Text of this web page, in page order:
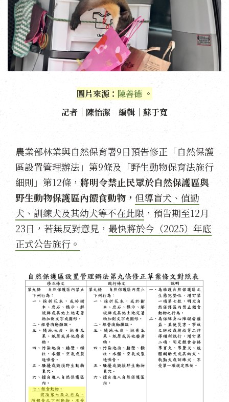
圖片來源： 陳善德 。
記者｜陳怡潔 編輯｜蘇于寬
農業部林業與自然保育署9日預告修正「自然保護
區設置管理辦法」第9條及「野生動物保育法施行
細則」第12條， 將明令禁止民眾於自然保護區與
野生動物保護區內餵食動物， 但導盲犬、值勤
犬、訓練犬及其幼犬等不在此限 ，預告期至12月
23日，若無反對意見， 最快將於今（2025）年底
正式公告施行。